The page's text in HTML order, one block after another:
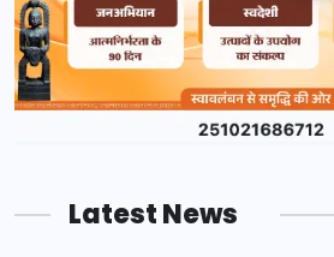
Latest News